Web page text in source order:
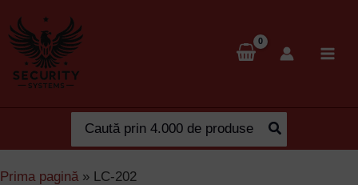
to
content
for:
Prima pagină» LC-202